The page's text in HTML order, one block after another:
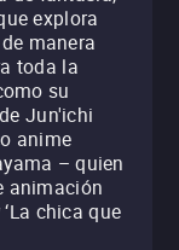
explora
manera
toda la
su
Jun'ichi
anime
– quien
animación
chica que